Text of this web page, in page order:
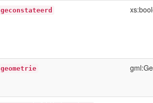
geconstateerd
geometrie